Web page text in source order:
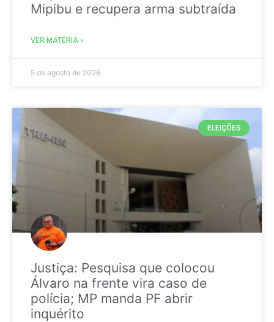
Mipibu e recupera arma subtraída
VER MATÉRIA »
5 de agosto de 2026
ELEIÇÕES
Justiça: Pesquisa que colocou
Álvaro na frente vira caso de
polícia; MP manda PF abrir
inquérito